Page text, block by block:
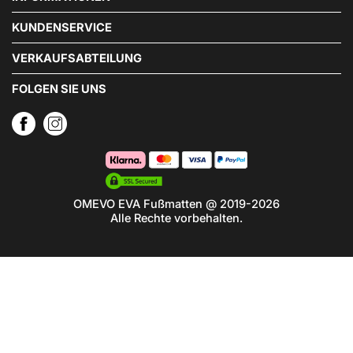
KUNDENSERVICE
VERKAUFSABTEILUNG
FOLGEN SIE UNS
OMEVO EVA Fußmatten @ 2019-2026
Alle Rechte vorbehalten.